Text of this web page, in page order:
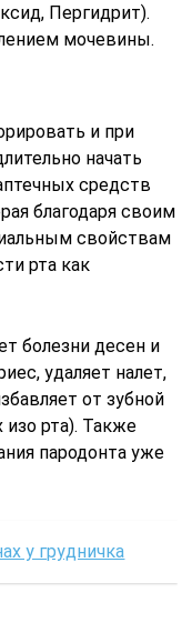
Пергидрит).
мочевины.
и при
начать
средств
благодаря своим
свойствам
рта как
болезни десен и
удаляет налет,
от зубной
изо рта). Также
пародонта уже
у грудничка